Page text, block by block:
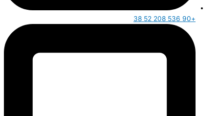
+90 536 208 52 38